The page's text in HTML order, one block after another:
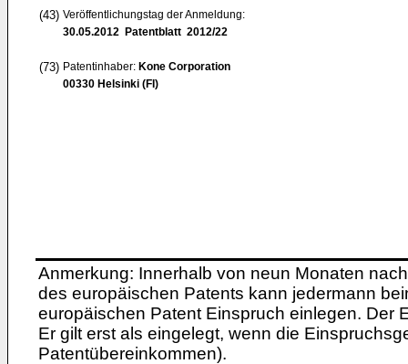
(43) Veröffentlichungstag der Anmeldung:
30.05.2012 Patentblatt 2012/22
(73) Patentinhaber: Kone Corporation
00330 Helsinki (FI)
Anmerkung: Innerhalb von neun Monaten
des europäischen Patents kann jedermann
europäischen Patent Einspruch einlegen. Der
Er gilt erst als eingelegt, wenn die
Patentübereinkommen).